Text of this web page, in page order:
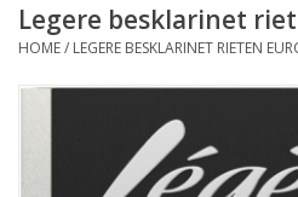
Reparaties en
Legere besklarinet
HOME/ LEGERE BESKLARINET RIETEN